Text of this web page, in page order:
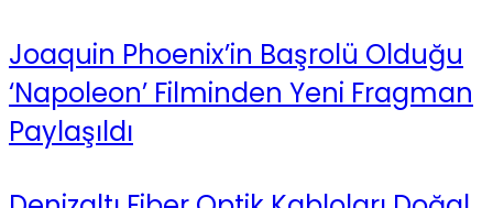
Joaquin Phoenix’in Başrolü Olduğu
‘Napoleon’ Filminden Yeni Fragman
Paylaşıldı